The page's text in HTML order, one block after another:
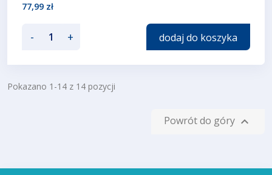
77,99 zł
- + dodaj do koszyka
Pokazano 1-14 z 14 pozycji
Powrót do góry 